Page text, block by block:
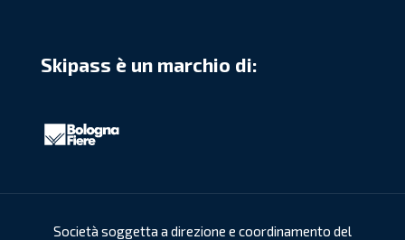
Skipass è un marchio di:
Società soggetta a direzione e coordinamento del